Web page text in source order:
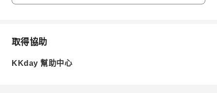
暢安全的體驗。這種管制進入的方式有助於保護島上獨特的環
大膽島半日遊行程包含重要的歷史地標，例如著名的「心戰
牆」，這是過往衝突的強有力象徵。訪客還可以參觀北岸廟，
「大膽將軍」紀念碑。島上的圍牆也裝飾著令人印象深刻的標
常見問題
取得協助
KKday 幫助中心